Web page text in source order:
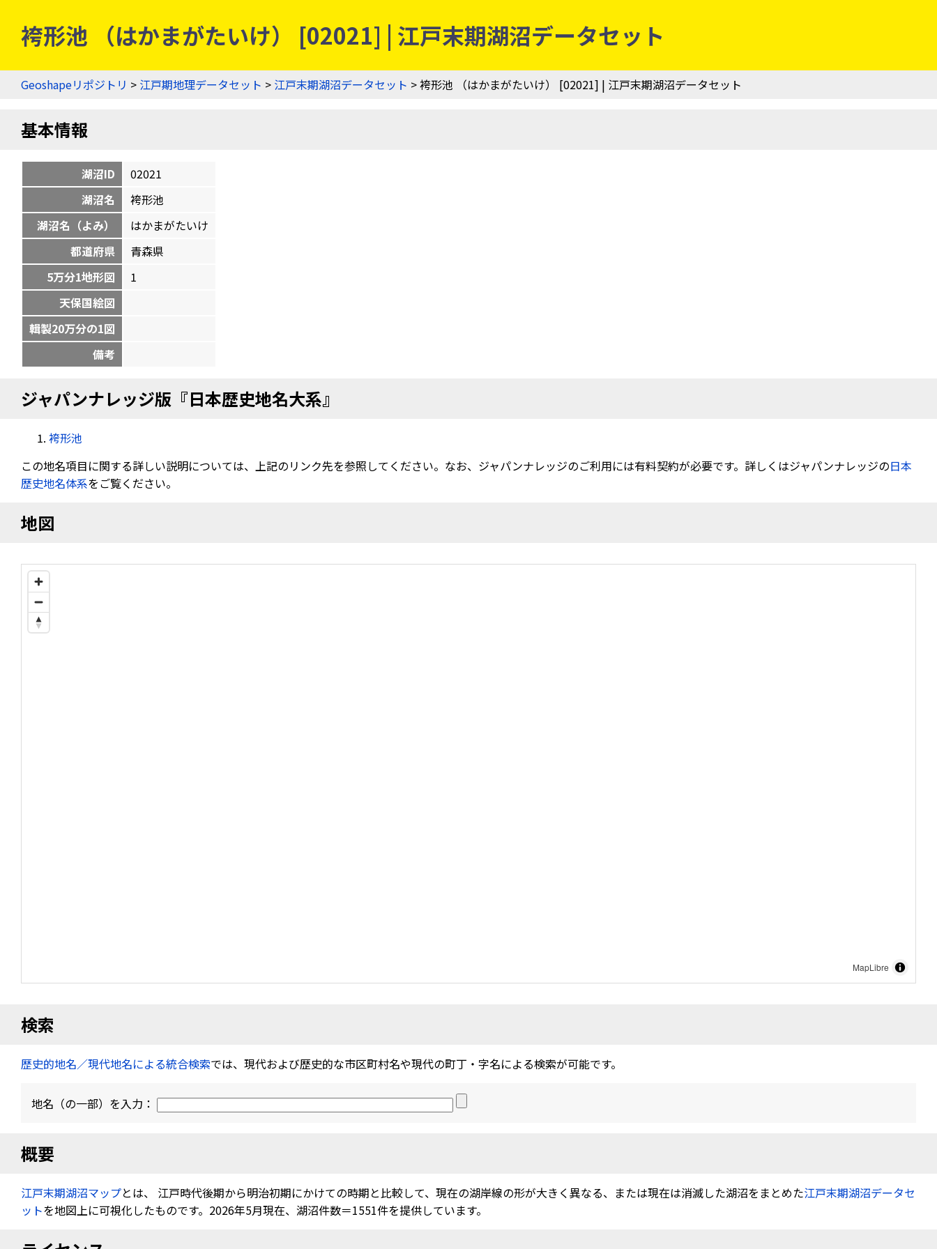
袴形池 （はかまがたいけ） [02021] | 江戸末期湖沼データセット
Geoshapeリポジトリ > 江戸期地理データセット > 江戸末期湖沼データセット > 袴形池 （はかまがたいけ） [02021] | 江戸末期湖沼データセット
基本情報
湖沼ID
02021
湖沼名
袴形池
湖沼名（よみ）
はかまがたいけ
都道府県
青森県
5万分1地形図
1
天保国絵図
輯製20万分の1図
備考
ジャパンナレッジ版『日本歴史地名大系』
袴形池
この地名項目に関する詳しい説明については、上記のリンク先を参照してください。なお、ジャパンナレッジのご利用には有料契約が必要です。詳しくはジャパンナレッジの日本
歴史地名体系をご覧ください。
地図
MapLibre
検索
歴史的地名／現代地名による統合検索では、現代および歴史的な市区町村名や現代の町丁・字名による検索が可能です。
地名（の一部）を入力：
概要
江戸末期湖沼マップとは、 江戸時代後期から明治初期にかけての時期と比較して、現在の湖岸線の形が大きく異なる、または現在は消滅した湖沼をまとめた江戸末期湖沼データセ
ットを地図上に可視化したものです。2026年5月現在、湖沼件数＝1551件を提供しています。